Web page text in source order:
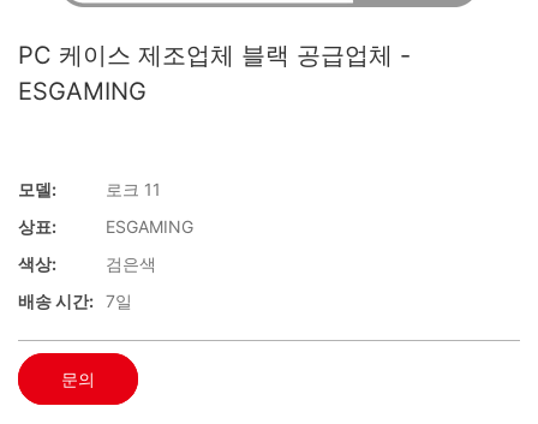
PC 케이스 제조업체 블랙 공급업체 -
ESGAMING
모델:
로크 11
상표:
ESGAMING
색상:
검은색
배송 시간: 7일
문의